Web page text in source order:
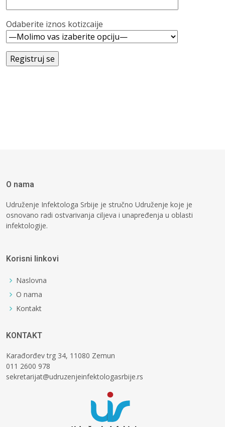
Odaberite iznos kotizcaije
O nama
Udruženje Infektologa Srbije je stručno Udruženje koje je
osnovano radi ostvarivanja ciljeva i unapređenja u oblasti
infektologije.
Korisni linkovi
Naslovna
O nama
Kontakt
KONTAKT
Karađorđev trg 34, 11080 Zemun
011 2600 978
sekretarijat@udruzenjeinfektologasrbije.rs